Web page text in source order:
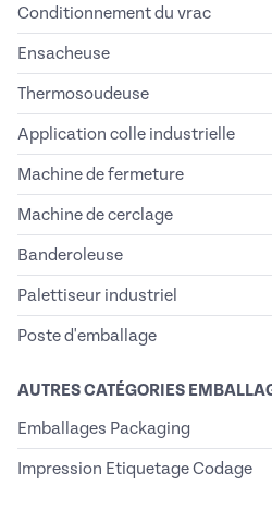
Conditionnement du vrac
Ensacheuse
Thermosoudeuse
Application colle industrielle
Machine de fermeture
Machine de cerclage
Banderoleuse
Palettiseur industriel
Poste d'emballage
AUTRES CATÉGORIES
Emballages Packaging
Impression Etiquetage Codage